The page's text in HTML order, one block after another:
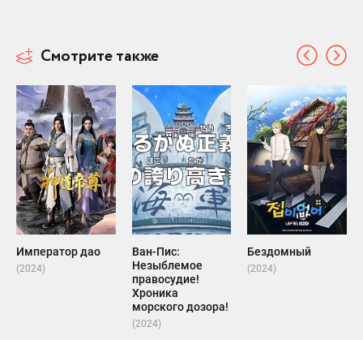
Смотрите также
Император дао
(2024)
Ван-Пис:
Незыблемое
правосудие!
Хроника
морского дозора!
(2024)
Бездомный
(2024)